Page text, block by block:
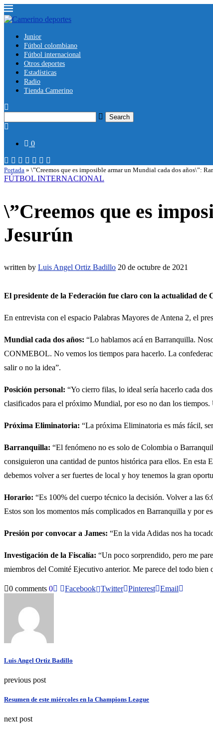
Junior
Fútbol colombiano
Fútbol internacional
Otros deportes
Estadísticas
Radio
Tienda Camerino
Search
0
Portada » \”Creemos que es imposible armar un Mundial cada dos años\”:
FÚTBOL INTERNACIONAL
\”Creemos que es
Jesurún
written by Luis Angel Ortiz Badillo 20 de octubre de 2021
El presidente de la Federación fue claro con la actualidad de
En entrevista con el espacio Palabras Mayores de Antena 2, el
Mundial cada dos años: “Lo hablamos acá en Barranquilla.
CONMEBOL. No vemos los tiempos para hacerlo. La
salir o no la idea”.
Posición personal: “Yo cierro filas, lo ideal sería hacerlo cada
clasificados para el próximo Mundial, por eso no dan los
Próxima Eliminatoria: “La próxima Eliminatoria es más fácil,
Barranquilla: “El fenómeno no es solo de Colombia o
consiguieron una cantidad de puntos histórica para ellos. En
debemos volver a ser fuertes de local y hoy tenemos la gran
Horario: “Es 100% del cuerpo técnico la decisión. Volver a las
Estos son los momentos más complicados en Barranquilla y por
Presión por convocar a James: “En la vida Adidas nos ha
Investigación de la Fiscalía: “Un poco sorprendido, pero me
miembros del Comité Ejecutivo anterior. Me parece del todo bien
0 comments 0 Facebook Twitter Pinterest Email
Luis Angel Ortiz Badillo
previous post
Resumen de este miércoles en la Champions League
next post